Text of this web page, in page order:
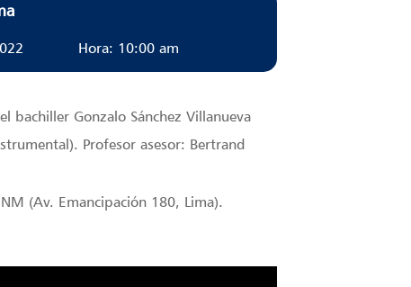
Hora: 10:00 am
bachiller Gonzalo Sánchez Villanueva
Profesor asesor: Bertrand
(Av. Emancipación 180, Lima).